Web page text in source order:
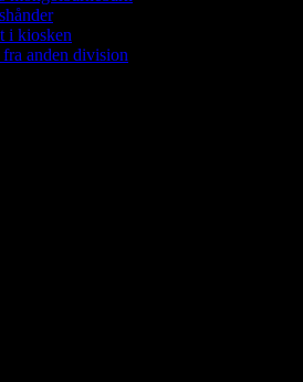
i kiosken
anden division